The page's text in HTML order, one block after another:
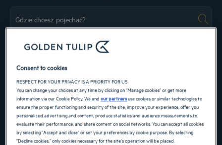
Navigate forward to interact with the calendar and select a date. Press the
ZNAJDŹ HOTEL
Dodaj specjalny kod
Consent to cookies
RESPECT FOR YOUR PRIVACY IS A PRIORITY FOR US
You can change your choices at any time by clicking on "Manage cookies" or get more
information via our Cookie Policy. We andour partnersuse cookies or similar technologies to
ensure the proper functioning and security of the site, improve your experience, offer you
personalized advertising and content, produce statistics and audience measurements to
evaluate their performance, and share content on social networks. You can accept all cookies
by selecting "Accept and close" or set your preferences by cookie purpose. By selecting
"Decline cookies," only cookies necessary for the site's operation will be placed.